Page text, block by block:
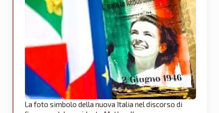
La foto simbolo della nuova Italia nel discorso di